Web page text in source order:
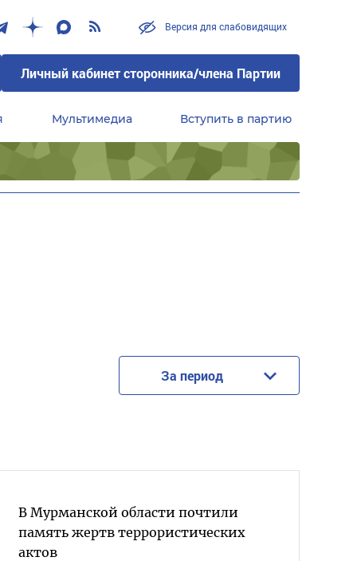
Версия для слабовидящих
Личный кабинет сторонника/члена Партии
Мультимедиа Вступить в партию
За период
В Мурманской области почтили
память жертв террористических
актов